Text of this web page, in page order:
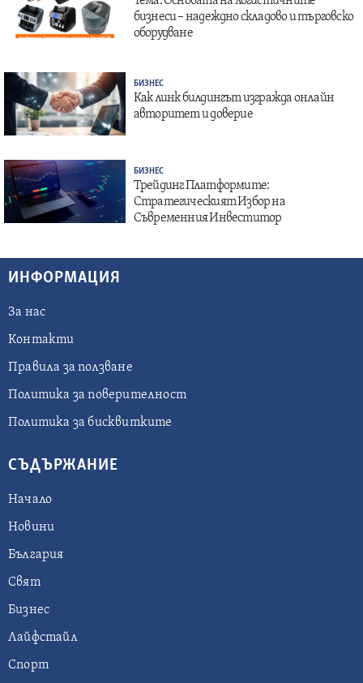
бизнеси – надеждно складово и търговско
оборудване
БИЗНЕС
Как линк билдингът изгражда онлайн
авторитет и доверие
БИЗНЕС
Трейдинг Платформите:
Стратегическият Избор на
Съвременния Инвеститор
ИНФОРМАЦИЯ
За нас
Контакти
Правила за ползване
Политика за поверителност
Политика за бисквитките
СЪДЪРЖАНИЕ
Начало
Новини
България
Свят
Бизнес
Лайфстайл
Спорт